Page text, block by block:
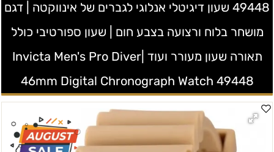
49448 שעון דיגיטלי אנלוגי לגברים של אינווקטה | דגם
מושחר בלוח ורצועה בצבע חום | שעון ספורטיבי כולל
תאורה שעון מעורר ועוד |Invicta Men's Pro Diver
46mm Digital Chronograph Watch 49448